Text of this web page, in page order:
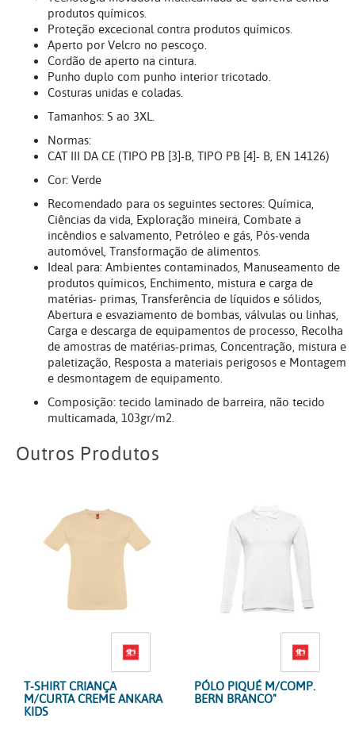
produtos químicos.
Proteção excecional contra produtos químicos.
Aperto por Velcro no pescoço.
Cordão de aperto na cintura.
Punho duplo com punho interior tricotado.
Costuras unidas e coladas.
Tamanhos: S ao 3XL.
Normas:
CAT III DA CE (TIPO PB [3]-B, TIPO PB [4]- B, EN 14126)
Cor: Verde
Recomendado para os seguintes sectores: Química,
Ciências da vida, Exploração mineira, Combate a
incêndios e salvamento, Petróleo e gás, Pós-venda
automóvel, Transformação de alimentos.
Ideal para: Ambientes contaminados, Manuseamento de
produtos químicos, Enchimento, mistura e carga de
matérias- primas, Transferência de líquidos e sólidos,
Abertura e esvaziamento de bombas, válvulas ou linhas,
Carga e descarga de equipamentos de processo, Recolha
de amostras de matérias-primas, Concentração, mistura e
paletização, Resposta a materiais perigosos e Montagem
e desmontagem de equipamento.
Composição: tecido laminado de barreira, não tecido
multicamada, 103gr/m2.
Outros Produtos
T-SHIRT CRIANÇA
M/CURTA CREME ANKARA
KIDS
PÓLO PIQUÉ M/COMP.
BERN BRANCO"